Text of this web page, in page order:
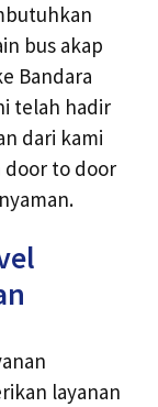
bus akap
Bandara
telah hadir
dari kami
door to door
layanan